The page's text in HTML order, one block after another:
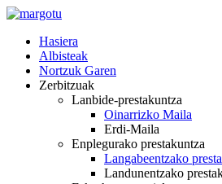
Skip
contentHasiera
Albisteak
Nortzuk Garen
Zerbitzuak
Lanbide-prestakuntza
Oinarrizko Maila
Erdi-Maila
Enplegurako prestakuntza
Langabeentzako
Landunentzako